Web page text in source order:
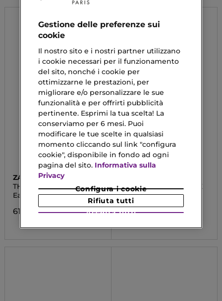
ZADIG & VOLTAIRE
THIS IS REALLY HIM!
Eau De Toilette
61,53 €
EAU FRAÎCHE EXTRÊME
Parfumed Bath &
Shower Gel
Gestione delle preferenze sui
cookie
Il nostro sito e i nostri partner utilizzano
i cookie necessari per il funzionamento
del sito, nonché i cookie per
ottimizzarne le prestazioni, per
migliorare e/o personalizzare le sue
funzionalità e per offrirti pubblicità
pertinente. Esprimi la tua scelta! La
conserviamo per 6 mesi. Puoi
modificare le tue scelte in qualsiasi
momento cliccando sul link "configura
cookie", disponibile in fondo ad ogni
pagina del sito. Informativa sulla
Privacy
Configura i cookie
Rifiuta tutti
Accetta tutti